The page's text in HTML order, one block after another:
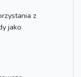
z
jako